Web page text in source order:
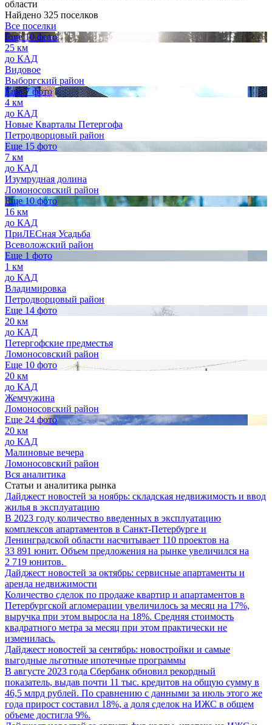
области
Найдено 325 поселков
Все поселки
Еще 10 фото
25 км
до КАД
Видовое
Выборгский район
Еще 7 фото
4 км
до КАД
Новые Кварталы Петергофа
Петродворцовый район
Еще 15 фото
7 км
до КАД
Изумрудная долина
Ломоносовский район
Еще 10 фото
16 км
до КАД
ПриЛЕСная Усадьба
Всеволожский район
Еще 1 фото
1 км
до КАД
Владимировка
Петродворцовый район
Еще 14 фото
20 км
до КАД
Петергофские предместья
Ломоносовский район
Еще 10 фото
20 км
до КАД
Жемчужина
Ломоносовский район
Еще 24 фото
20 км
до КАД
Малиновые вечера
Ломоносовский район
Вся аналитика
Статьи и аналитика рынка
Дайджест новостей за ноябрь: складская недвижимость и ввод
жилья в эксплуатацию
В 2023 году количество введенных в эксплуатацию
комплексов апартаментов в Санкт-Петербурге и
Ленинградской области насчитывает 110 проектов на
33 891 юнит. Объем предложения на рынке увеличился на
2 719 юнитов.
Дайджест новостей за октябрь: сервисные апартаменты и
аренда недвижимости
Количество сделок по продаже квартир и апартаментов в
Петербургской агломерации увеличилось за месяц на 17%,
выручка при этом выросла на 18%. Средняя стоимость
квадратного метра за месяц при этом практически не
изменилась.
Дайджест новостей за сентябрь: новостройки и самые
выгодные льготные ипотечные программы
В августе 2023 года Сбербанк обновил рекордный
показатель, выдав почти 11 тыс. кредитов на общую сумму в
46,5 млрд рублей. По сравнению с данными за июль этого же
года прирост составил 18%, а доля сделок на ИЖС в общем
объеме достигла 9%.